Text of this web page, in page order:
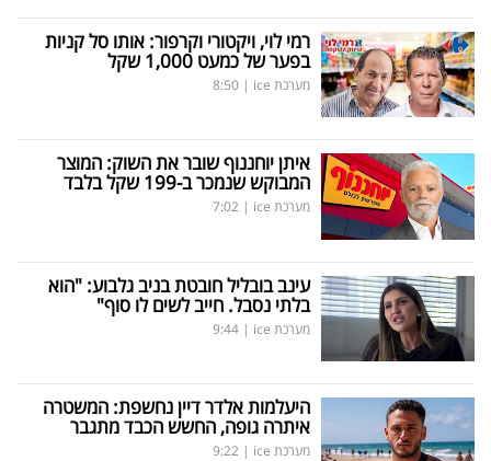
רמי לוי, ויקטורי וקרפור: אותו סל קניות
בפער של כמעט 1,000 שקל
מערכת ice |
8:50
איתן יוחננוף שובר את השוק: המוצר
המבוקש שנמכר ב-199 שקל בלבד
מערכת ice |
7:02
עינב בובליל חובטת בניב גלבוע: "הוא
בלתי נסבל. חייב לשים לו סוף"
מערכת ice |
9:44
היעלמות אלדר דיין נחשפת: המשטרה
איתרה גופה, החשש הכבד מתגבר
מערכת ice |
9:22